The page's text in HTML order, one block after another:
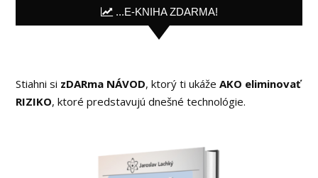
...E-KNIHA ZDARMA!
Stiahni si zDARma NÁVOD, ktorý ti ukážeAKO eliminovať
RIZIKO, ktoré predstavujú dnešné technológie.